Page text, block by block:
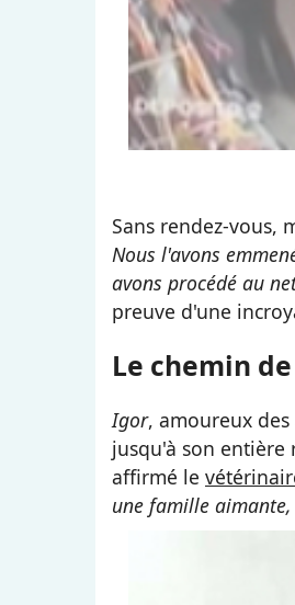
Sans rendez-vous,
Nous l'avons
avons procédé au
preuve d'une
Le chemin
Igor, amoureux
jusqu'à son entière
affirmé le
une famille